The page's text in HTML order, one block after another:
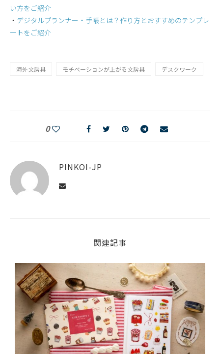
い方をご紹介
・ デジタルプランナー・手帳とは？作り方とおすすめのテンプレ
ートをご紹介
海外文房具 モチベーションが上がる文房具 デスクワーク
0
PINKOI-JP
関連記事